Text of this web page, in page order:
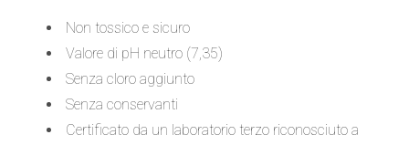
Non tossico e sicuro
Valore di pH neutro (7,35)
Senza cloro aggiunto
Senza conservanti
Certificato da un laboratorio terzo riconosciuto a